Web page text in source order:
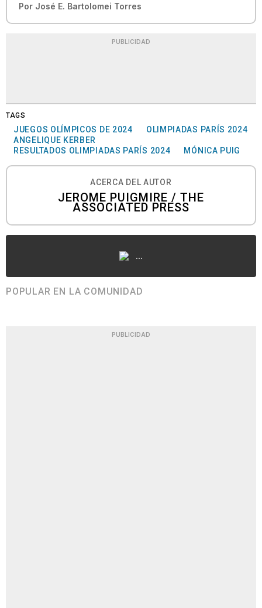
Por José E. Bartolomei Torres
PUBLICIDAD
TAGS
JUEGOS OLÍMPICOS DE 2024
OLIMPIADAS PARÍS 2024
ANGELIQUE KERBER
RESULTADOS OLIMPIADAS PARÍS 2024
MÓNICA PUIG
ACERCA DEL AUTOR
JEROME PUIGMIRE / THE
ASSOCIATED PRESS
...
POPULAR EN LA COMUNIDAD
PUBLICIDAD